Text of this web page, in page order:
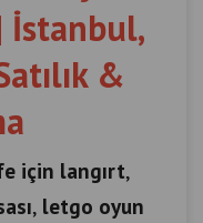
İstanbul,
&
için langırt,
, letgo oyun